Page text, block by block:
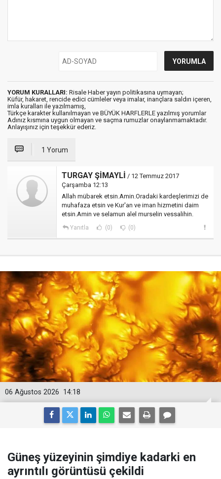
YORUM KURALLARI: Risale Haber yayın politikasına uymayan;
Küfür, hakaret, rencide edici cümleler veya imalar, inançlara saldırı içeren,
imla kuralları ile yazılmamış,
Türkçe karakter kullanılmayan ve BÜYÜK HARFLERLE yazılmış yorumlar
Adınız kısmına uygun olmayan ve saçma rumuzlar onaylanmamaktadır.
Anlayışınız için teşekkür ederiz.
1 Yorum
TURGAY ŞİMAYLİ / 12 Temmuz 2017
Çarşamba 12:13
Allah mübarek etsin.Amin.Oradaki kardeşlerimizi de
muhafaza etsin ve Kur'an ve iman hizmetini daim
etsin.Amin ve selamun alel murselin vessalihin.
Yanıtla (0) (0)
14:18
06 Ağustos 2026
Güneş yüzeyinin şimdiye kadarki en
ayrıntılı görüntüsü çekildi